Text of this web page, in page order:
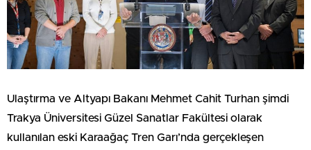
Ulaştırma ve Altyapı Bakanı Mehmet Cahit Turhan şimdi
Trakya Üniversitesi Güzel Sanatlar Fakültesi olarak
kullanılan eski Karaağaç Tren Garı’nda gerçekleşen